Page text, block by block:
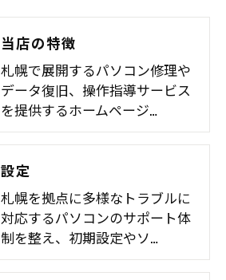
当店の特徴
札幌で展開するパソコン修理や
データ復旧、操作指導サービス
を提供するホームページ…
設定
札幌を拠点に多様なトラブルに
対応するパソコンのサポート体
制を整え、初期設定やソ…